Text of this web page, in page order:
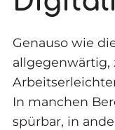
Genauso wie
allgegenwärtig,
In manchen
spürbar, in